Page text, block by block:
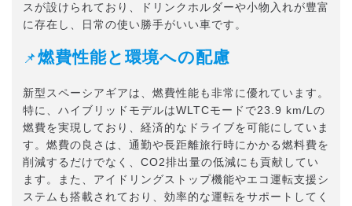
スが設けられており、ドリンクホルダーや小物入れが豊富
に存在し、日常の使い勝手がいい車です。
📌燃費性能と環境への配慮
新型スペーシアギアは、燃費性能も非常に優れています。
特に、ハイブリッドモデルはWLTCモードで23.9 km/Lの
燃費を実現しており、経済的なドライブを可能にしていま
す。燃費の良さは、通勤や長距離旅行時にかかる燃料費を
削減するだけでなく、CO2排出量の低減にも貢献してい
ます。また、アイドリングストップ機能やエコ運転支援シ
ステムも搭載されており、効率的な運転をサポートしてく